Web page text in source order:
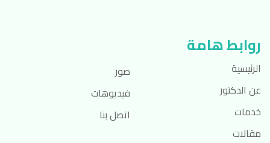
روابط هامة
الرئيسية
عن الدكتور
خدمات
مقالات
صور
فيديوهات
اتصل بنا